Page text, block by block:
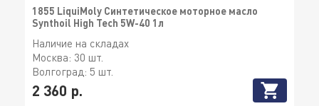
1855 LiquiMoly Синтетическое моторное масло
Synthoil High Tech 5W-40 1л
Наличие на складах
Москва: 30 шт.
Волгоград: 5 шт.
2 360 р.